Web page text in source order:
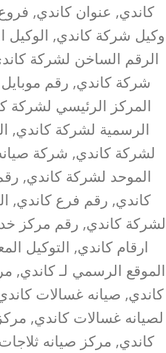
كاندي, عنوان كاندي,
وكيل شركة كاندي, الوكيل
الرقم الساخن لشركة
شركة كاندي, رقم
المركز الرئيسي لشركة
الرسمية لشركة كاندي,
لشركة كاندي, شركة
الموحد لشركة كاندي,
كاندي, رقم فرع كاندي,
لشركة كاندي, رقم مركز
ارقام كاندي, التوكيل
الموقع الرسمي لـ كاندي,
كاندي, صيانه غسالات
لصيانه غسالات كاندي,
كاندي, مركز صيانه